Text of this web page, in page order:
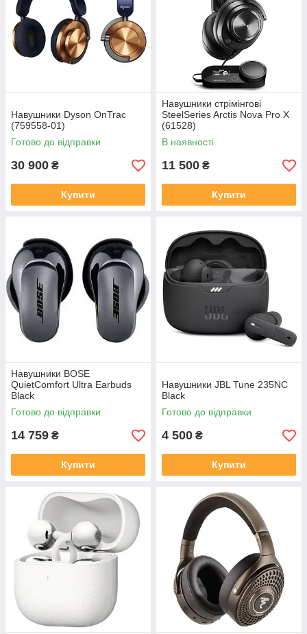
Навушники Dyson OnTrac
(759558-01)
Готово до відправки
30 900 ₴
Купити
Навушники стрімінгові
SteelSeries Arctis Nova Pro X
(61528)
В наявності
11 500 ₴
Купити
Навушники BOSE
QuietComfort Ultra Earbuds
Black
Готово до відправки
14 759 ₴
Купити
Навушники JBL Tune 235NC
Black
Готово до відправки
4 500 ₴
Купити